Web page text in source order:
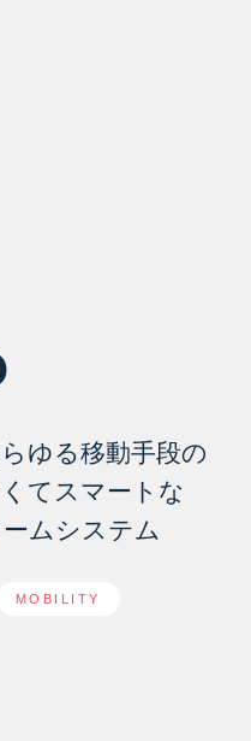
ゆる移動手段の
てスマートな
ムシステム
MOBILITY